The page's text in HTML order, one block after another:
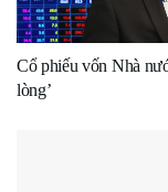
Cổ phiếu vốn Nhà
lòng’